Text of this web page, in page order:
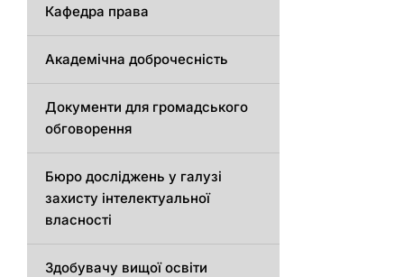
Кафедра права
Академічна доброчесність
Документи для громадського
обговорення
Бюро досліджень у галузі
захисту інтелектуальної
власності
Здобувачу вищої освіти